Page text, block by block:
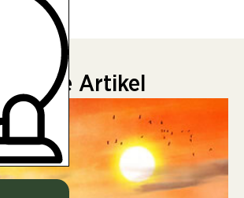
Neueste Artikel